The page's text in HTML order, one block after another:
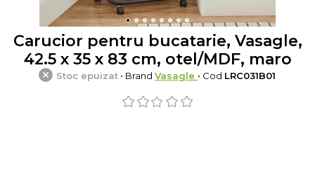
Carucior pentru bucatarie, Vasagle,
42.5 x 35 x 83 cm, otel/MDF, maro
Stoc epuizat • Brand Vasagle • Cod LRC031B01